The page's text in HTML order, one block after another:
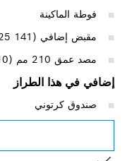
فوطة الماكينة
مقبض إضافي (‎2 602 025 141)
مصد عمق 210 مم (‎1 613 001 010)
إضافي في هذا الطراز
صندوق كرتوني